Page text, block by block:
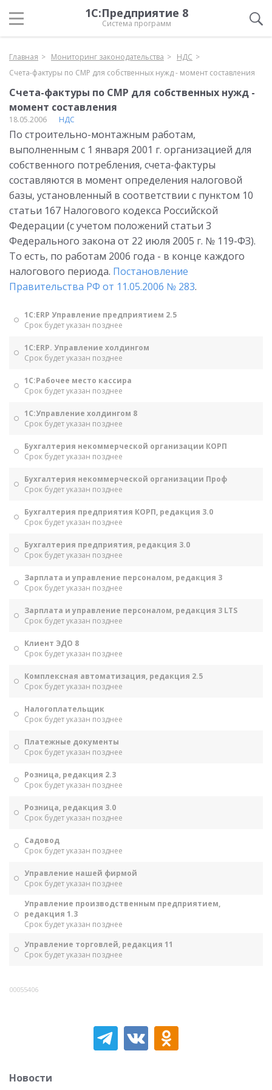
1С:Предприятие 8
Система программ
Главная Мониторинг законодательства
НДС
Счета-фактуры по СМР для собственных нужд - момент составления
Счета-фактуры по СМР для собственных нужд -
момент составления
18.05.2006 НДС
По строительно-монтажным работам,
выполненным с 1 января 2001 г. организацией для
собственного потребления, счета-фактуры
составляются в момент определения налоговой
базы, установленный в соответствии с пунктом 10
статьи 167 Налогового кодекса Российской
Федерации (с учетом положений статьи 3
Федерального закона от 22 июля 2005 г. № 119-ФЗ).
То есть, по работам 2006 года - в конце каждого
налогового периода. Постановление
Правительства РФ от 11.05.2006 № 283.
1С:ERP Управление предприятием 2.5
Срок будет указан позднее
1С:ERP. Управление холдингом
Срок будет указан позднее
1С:Рабочее место кассира
Срок будет указан позднее
1С:Управление холдингом 8
Срок будет указан позднее
Бухгалтерия некоммерческой организации КОРП
Срок будет указан позднее
Бухгалтерия некоммерческой организации Проф
Срок будет указан позднее
Бухгалтерия предприятия КОРП, редакция 3.0
Срок будет указан позднее
Бухгалтерия предприятия, редакция 3.0
Срок будет указан позднее
Зарплата и управление персоналом, редакция 3
Срок будет указан позднее
Зарплата и управление персоналом, редакция 3 LTS
Срок будет указан позднее
Клиент ЭДО 8
Срок будет указан позднее
Комплексная автоматизация, редакция 2.5
Срок будет указан позднее
Налогоплательщик
Срок будет указан позднее
Платежные документы
Срок будет указан позднее
Розница, редакция 2.3
Срок будет указан позднее
Розница, редакция 3.0
Срок будет указан позднее
Садовод
Срок будет указан позднее
Управление нашей фирмой
Срок будет указан позднее
Управление производственным предприятием,
редакция 1.3
Срок будет указан позднее
Управление торговлей, редакция 11
Срок будет указан позднее
00055406
Новости